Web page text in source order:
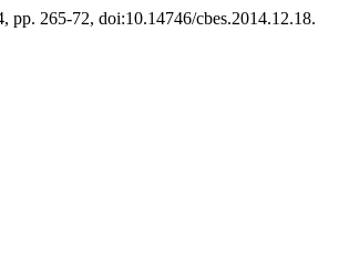
pp. 265-72, doi:10.14746/cbes.2014.12.18.